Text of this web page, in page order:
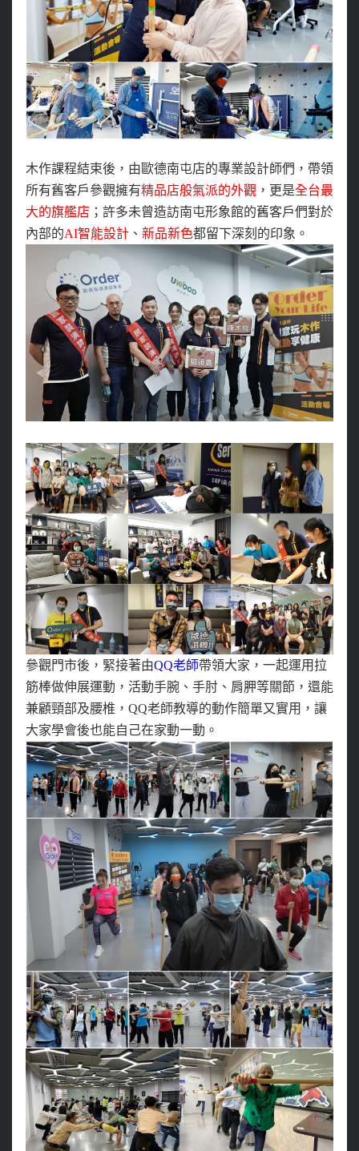
木作課程結束後，由歐德南屯店的專業設計師們，帶領
所有舊客戶參觀擁有精品店般氣派的外觀 ，更是全台最
大的旗艦店；許多未曾造訪南屯形象館的舊客戶們對於
內部的AI智能設計、 新品新色都留下深刻的印象。
參觀門市後，緊接著由QQ老師帶領大家，一起運用拉
筋棒做伸展運動，活動手腕、手肘、肩胛等關節，還能
兼顧頸部及腰椎，QQ老師教導的動作簡單又實用，讓
大家學會後也能自己在家動一動。